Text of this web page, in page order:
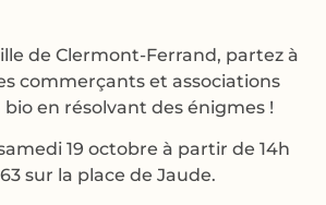
de Clermont-Ferrand, partez à
commerçants et associations
en résolvant des énigmes !
19 octobre à partir de 14h
sur la place de Jaude.